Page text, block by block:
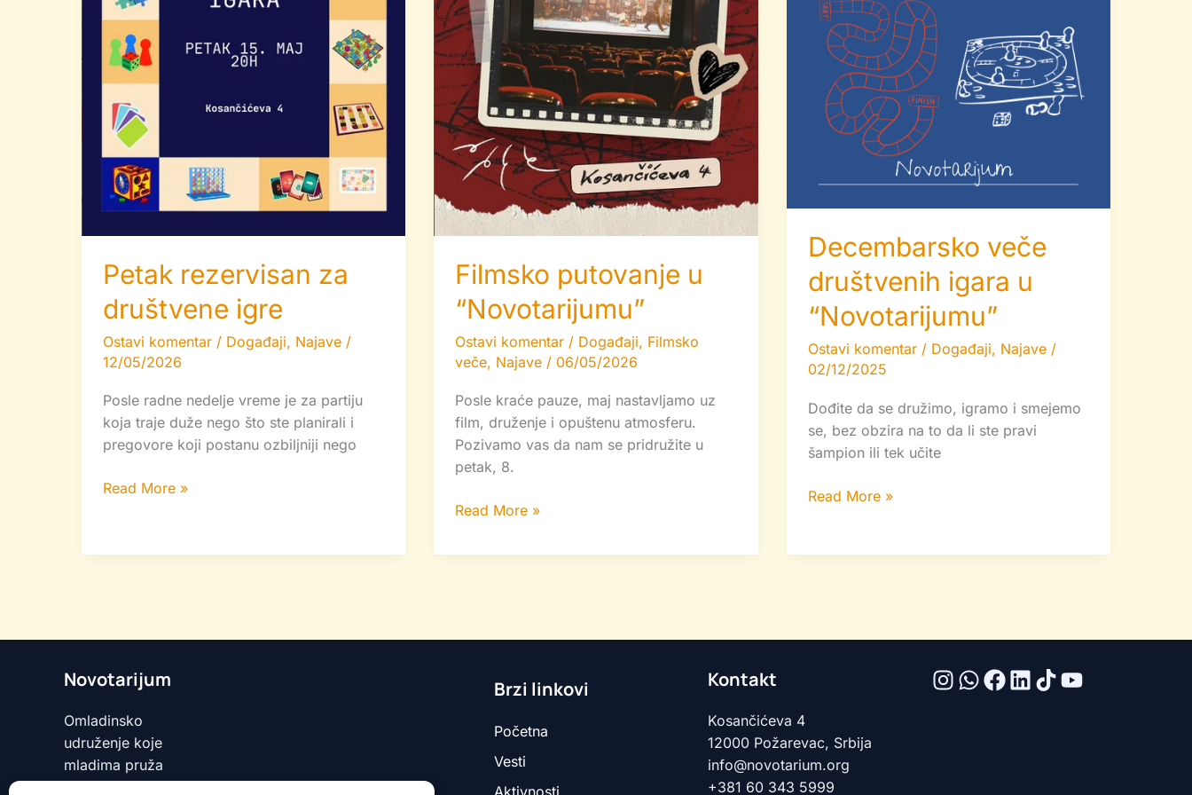
Petak rezervisan za
društvene igre
Ostavi komentar / Događaji, Najave /
12/05/2026
Posle radne nedelje vreme je za partiju
koja traje duže nego što ste planirali i
pregovore koji postanu ozbiljniji nego
Read More »
Filmsko putovanje u
“Novotarijumu”
Ostavi komentar / Događaji, Filmsko
veče, Najave / 06/05/2026
Posle kraće pauze, maj nastavljamo uz
film, druženje i opuštenu atmosferu.
Pozivamo vas da nam se pridružite u
petak, 8.
Read More »
Decembarsko veče
društvenih igara u
“Novotarijumu”
Ostavi komentar / Događaji, Najave/
02/12/2025
Dođite da se družimo, igramo i smejemo
se, bez obzira na to da li ste pravi
šampion ili tek učite
Read More »
Novotarijum
Omladinsko
udruženje koje
mladima pruža
prostor da uče,
Brzi linkovi
Početna
Vesti
Aktivnosti
Kontakt
Kosančićeva 4
12000 Požarevac, Srbija
info@novotarium.org
+381 60 343 5999